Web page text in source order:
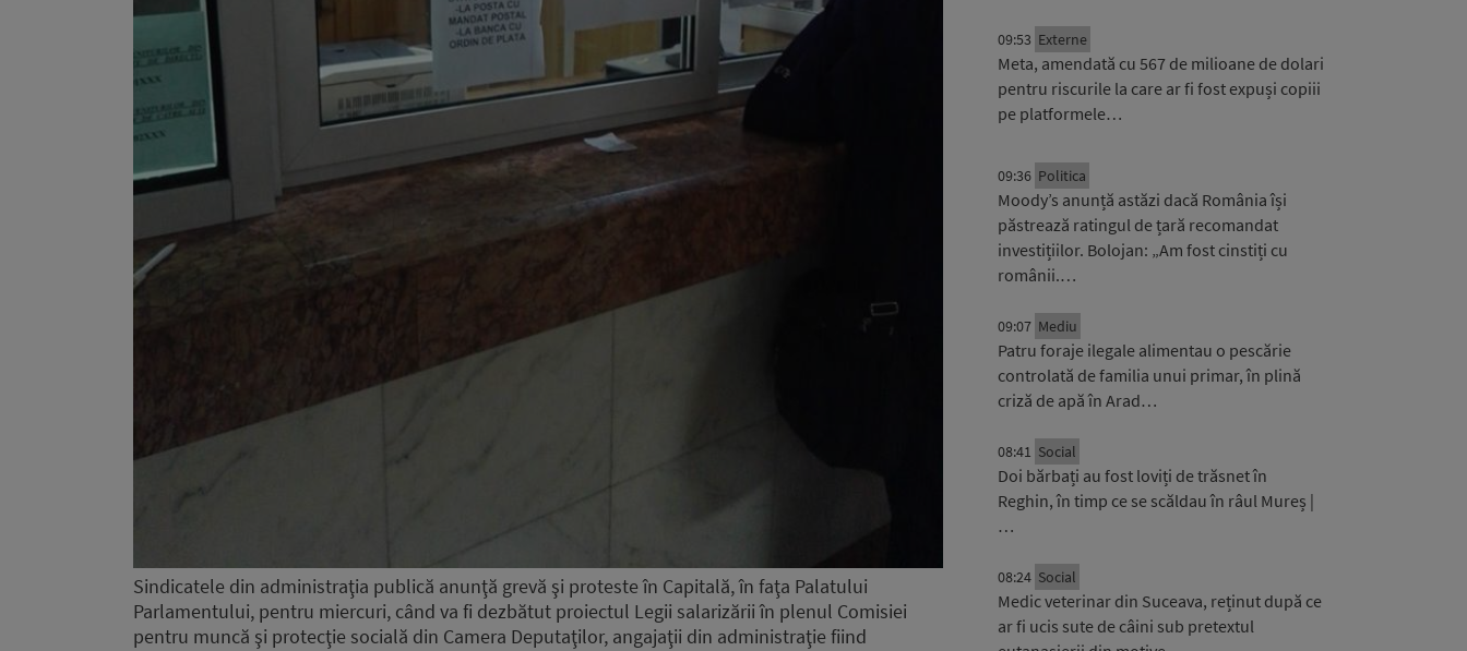
Sindicatele din administraţia publică anunţă grevă şi proteste în Capitală, în faţa Palatului
Parlamentului, pentru miercuri, când va fi dezbătut proiectul Legii salarizării în plenul Comisiei
pentru muncă şi protecţie socială din Camera Deputaţilor, angajaţii din administraţie fiind
09:53 Externe
Meta, amendată cu 567 de milioane de dolari
pentru riscurile la care ar fi fost expuși copiii
pe platformele…
09:36 Politica
Moody’s anunță astăzi dacă România își
păstrează ratingul de țară recomandat
investițiilor. Bolojan: „Am fost cinstiți cu
românii.…
09:07 Mediu
Patru foraje ilegale alimentau o pescărie
controlată de familia unui primar, în plină
criză de apă în Arad…
08:41 Social
Doi bărbați au fost loviți de trăsnet în
Reghin, în timp ce se scăldau în râul Mureș |
…
08:24 Social
Medic veterinar din Suceava, reținut după ce
ar fi ucis sute de câini sub pretextul